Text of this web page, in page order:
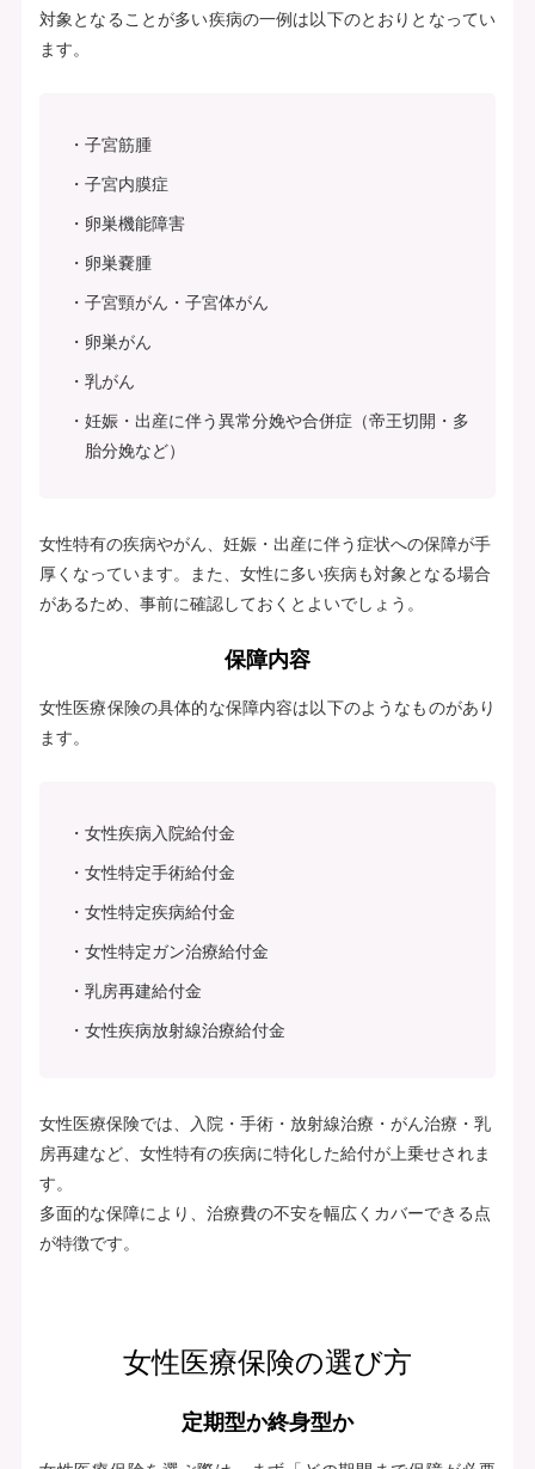
対象となることが多い疾病の一例は以下のとおりとなってい
ます。
子宮筋腫
子宮内膜症
卵巣機能障害
卵巣嚢腫
子宮頸がん・子宮体がん
卵巣がん
乳がん
妊娠・出産に伴う異常分娩や合併症（帝王切開・多
胎分娩など）
女性特有の疾病やがん、妊娠・出産に伴う症状への保障が手
厚くなっています。また、女性に多い疾病も対象となる場合
があるため、事前に確認しておくとよいでしょう。
保障内容
女性医療保険の具体的な保障内容は以下のようなものがあり
ます。
女性疾病入院給付金
女性特定手術給付金
女性特定疾病給付金
女性特定ガン治療給付金
乳房再建給付金
女性疾病放射線治療給付金
女性医療保険では、入院・手術・放射線治療・がん治療・乳
房再建など、女性特有の疾病に特化した給付が上乗せされま
す。
多面的な保障により、治療費の不安を幅広くカバーできる点
が特徴です。
女性医療保険の選び方
定期型か終身型か